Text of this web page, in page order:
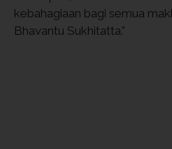
kebahagiaan bagi semua
Bhavantu Sukhitatta."